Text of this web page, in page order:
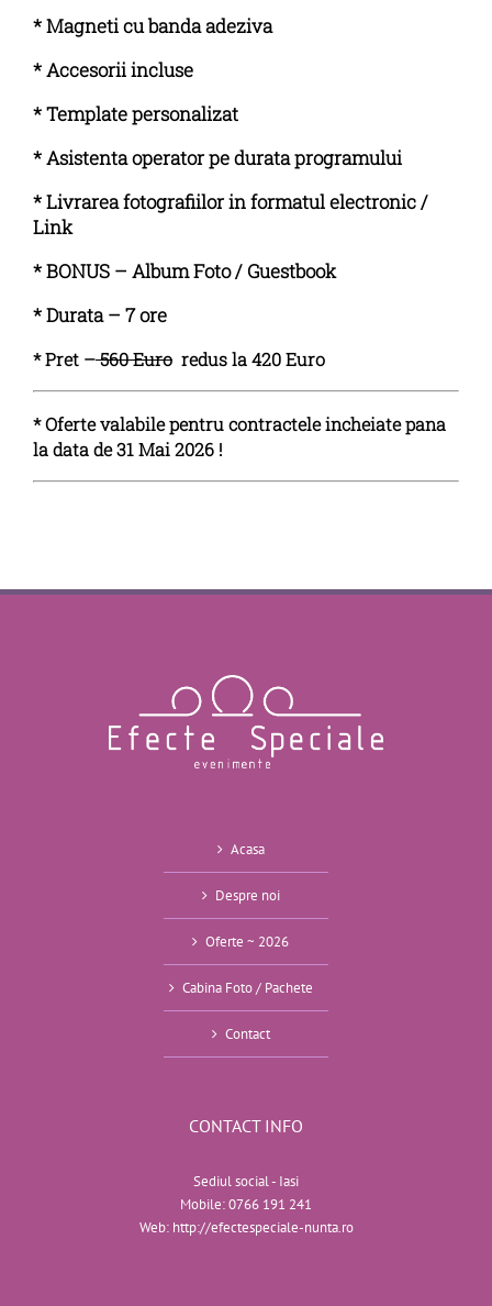
* Magneti cu banda adeziva
* Accesorii incluse
* Template personalizat
* Asistenta operator pe durata programului
* Livrarea fotografiilor in formatul electronic /
Link
* BONUS – Album Foto / Guestbook
* Durata – 7 ore
*Pret –560 Euro redus la 420 Euro
* Oferte valabile pentru contractele incheiate pana
la data de 31 Mai 2026 !
Acasa
Despre noi
Oferte ~ 2026
Cabina Foto / Pachete
Contact
CONTACT INFO
Sediul social - Iasi
Mobile:0766 191 241
Web: http://efectespeciale-nunta.ro